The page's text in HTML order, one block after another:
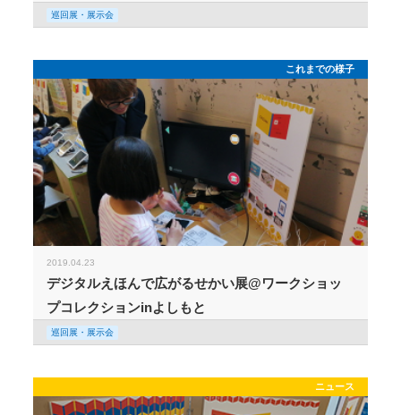
巡回展・展示会
これまでの様子
2019.04.23
デジタルえほんで広がるせかい展@ワークショッ
プコレクションinよしもと
巡回展・展示会
ニュース